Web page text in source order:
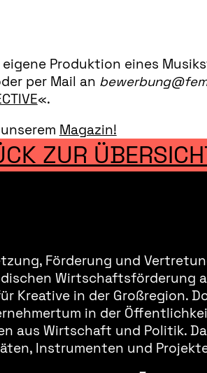
Produktion eines
per Mail an
«.
Magazin!
ZUR
Förderung und
Wirtschaftsförderung
Kreative in der Großregion.
in der
aus Wirtschaft und Politik.
Instrumenten und